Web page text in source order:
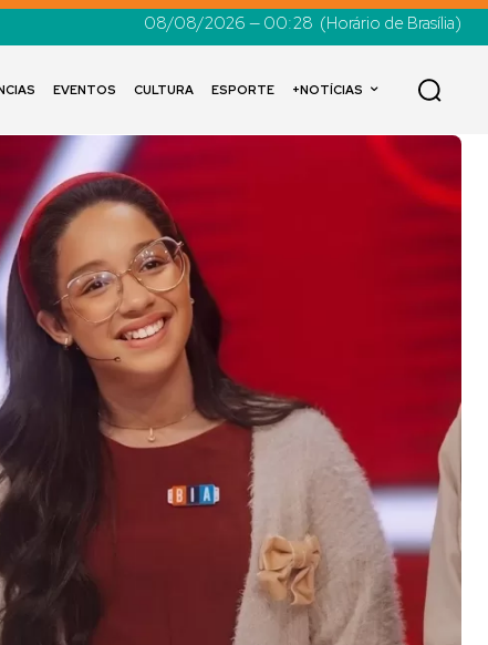
08/08/2026 — 00:28 (Horário de Brasília)
EVENTOS CULTURA ESPORTE +NOTÍCIAS